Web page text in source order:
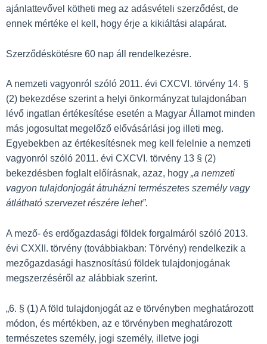
ajánlattevővel kötheti meg az adásvételi szerződést, de
ennek mértéke el kell, hogy érje a kikiáltási alapárat.
Szerződéskötésre 60 nap áll rendelkezésre.
A nemzeti vagyonról szóló 2011. évi CXCVI. törvény 14. §
(2) bekezdése szerint a helyi önkormányzat tulajdonában
lévő ingatlan értékesítése esetén a Magyar Államot minden
más jogosultat megelőző elővásárlási jog illeti meg.
Egyebekben az értékesítésnek meg kell felelnie a nemzeti
vagyonról szóló 2011. évi CXCVI. törvény 13 § (2)
bekezdésben foglalt előírásnak, azaz, hogy „a nemzeti
vagyon tulajdonjogát átruházni természetes személy vagy
átlátható szervezet részére lehet”.
A mező- és erdőgazdasági földek forgalmáról szóló 2013.
évi CXXII. törvény (továbbiakban: Törvény) rendelkezik a
mezőgazdasági hasznosítású földek tulajdonjogának
megszerzéséről az alábbiak szerint.
„6. § (1) A föld tulajdonjogát az e törvényben meghatározott
módon, és mértékben, az e törvényben meghatározott
természetes személy, jogi személy, illetve jogi